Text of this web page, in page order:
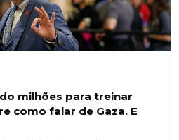
milhões para treinar
como falar de Gaza. E